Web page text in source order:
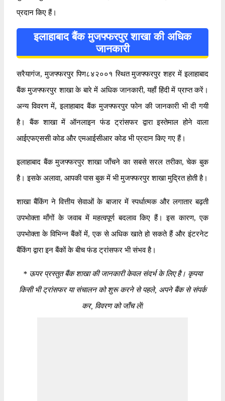
प्रदान किए हैं।
इलाहाबाद बैंक मुजफ्फरपुर शाखा की अधिक
जानकारी
सरैयागंज, मुजफ्फरपुर पिण८४२००१ स्थित मुजफ्फरपुर शहर में इलाहाबाद
बैंक मुजफ्फरपुर शाखा के बारे में अधिक जानकारी, यहाँ हिंदी में प्राप्त करें।
अन्य विवरण में, इलाहाबाद बैंक मुजफ्फरपुर फोन की जानकारी भी दी गयी
है। बैंक शाखा में ऑनलाइन फंड ट्रांसफर द्वारा इस्तेमाल होने वाला
आईएफएससी कोड और एमआईसीआर कोड भी प्रदान किए गए हैं।
इलाहाबाद बैंक मुजफ्फरपुर शाखा जाँचने का सबसे सरल तरीका, चेक बुक
है। इसके अलावा, आपकी पास बुक में भी मुजफ्फरपुर शाखा मुद्रित होती है।
शाखा बैंकिंग ने वित्तीय सेवाओं के बाजार में स्पर्धात्मक और लगातार बढ़ती
उपभोक्ता माँगों के जवाब में महत्वपूर्ण बदलाव किए हैं। इस कारण, एक
उपभोक्ता के विभिन्न बैंकों में, एक से अधिक खाते हो सकते हैं और इंटरनेट
बैंकिंग द्वारा इन बैंकों के बीच फंड ट्रांसफर भी संभव है।
*ऊपर प्रस्तुत बैंक शाखा की जानकारी केवल संदर्भ के लिए है। कृपया
किसी भी ट्रांसफर या संचालन को शुरू करने से पहले, अपने बैंक से संपर्क
कर, विवरण को जाँच लें!